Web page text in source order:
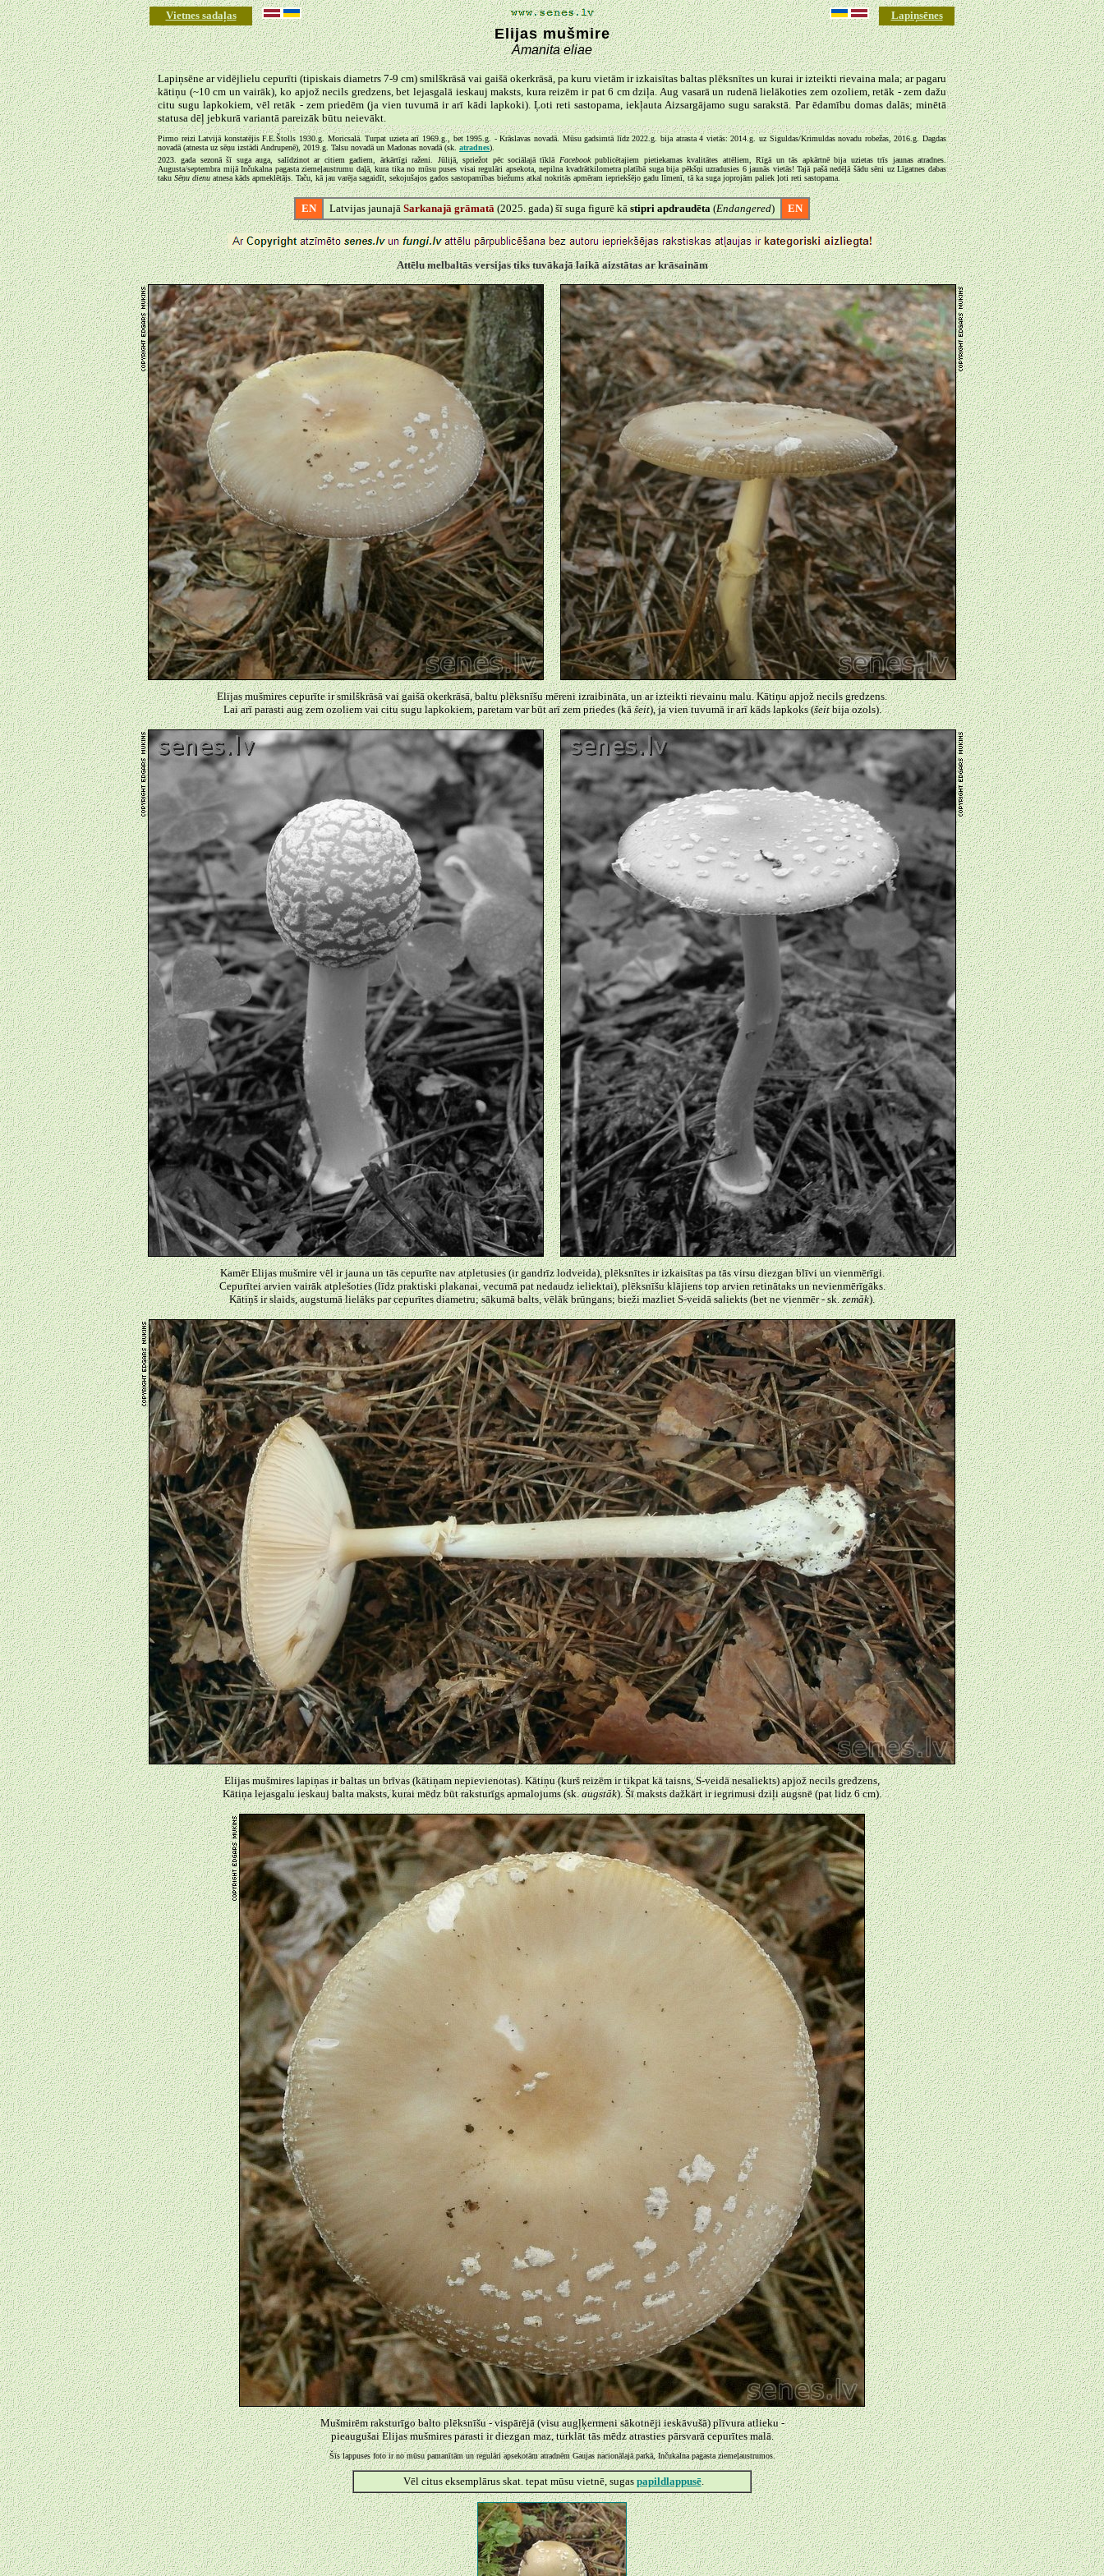
Vietnes sadaļas Lapiņsēnes
Elijas mušmire
Amanita eliae
Lapiņsēne ar vidējlielu cepurīti (tipiskais diametrs 7-9 cm) smilškrāsā vai gaišā okerkrāsā, pa kuru vietām ir izkaisītas baltas plēksnītes un kurai ir izteikti rievaina mala; ar pagaru
kātiņu (~10 cm un vairāk), ko apjož necils gredzens, bet lejasgalā ieskauj maksts, kura reizēm ir pat 6 cm dziļa. Aug vasarā un rudenā lielākoties zem ozoliem, retāk - zem dažu
citu sugu lapkokiem, vēl retāk - zem priedēm (ja vien tuvumā ir arī kādi lapkoki). Ļoti reti sastopama, iekļauta Aizsargājamo sugu sarakstā. Par ēdamību domas dalās; minētā
statusa dēļ jebkurā variantā pareizāk būtu neievākt.
Pirmo reizi Latvijā konstatējis F.E.Štolls 1930.g. Moricsalā. Turpat uzieta arī 1969.g., bet 1995.g. - Krāslavas novadā. Mūsu gadsimtā līdz 2022.g. bija atrasta 4 vietās: 2014.g. uz Siguldas/Krimuldas novadu robežas, 2016.g. Dagdas
novadā (atnesta uz sēņu izstādi Andrupenē), 2019.g. Talsu novadā un Madonas novadā (sk. atradnes).
2023. gada sezonā šī suga auga, salīdzinot ar citiem gadiem, ārkārtīgi raženi. Jūlijā, spriežot pēc sociālajā tīklā Facebookpublicētajiem pietiekamas kvalitātes attēliem, Rīgā un tās apkārtnē bija uzietas trīs jaunas atradnes.
Augusta/septembra mijā Inčukalna pagasta ziemeļaustrumu daļā, kura tika no mūsu puses visai regulāri apsekota, nepilna kvadrātkilometra platībā suga bija pēkšņi uzradusies 6 jaunās vietās! Tajā pašā nedēļā šādu sēni uz Līgatnes dabas
taku Sēņu dienu atnesa kāds apmeklētājs. Taču, kā jau varēja sagaidīt, sekojušajos gados sastopamības biežums atkal nokritās apmēram iepriekšējo gadu līmenī, tā ka suga joprojām paliek ļoti reti sastopama.
EN Latvijas jaunajā Sarkanajā grāmatā (2025. gada) šī suga figurē kā stipri apdraudēta (Endangered) EN
Attēlu melbaltās versijas tiks tuvākajā laikā aizstātas ar krāsainām
Elijas mušmires cepurīte ir smilškrāsā vai gaišā okerkrāsā, baltu plēksnīšu mēreni izraibināta, un ar izteikti rievainu malu. Kātiņu apjož necils gredzens.
Lai arī parasti aug zem ozoliem vai citu sugu lapkokiem, paretam var būt arī zem priedes (kāšeit), ja vien tuvumā ir arī kāds lapkoks (šeitbija ozols).
Kamēr Elijas mušmire vēl ir jauna un tās cepurīte nav atpletusies (ir gandrīz lodveida), plēksnītes ir izkaisītas pa tās virsu diezgan blīvi un vienmērīgi.
Cepurītei arvien vairāk atplešoties (līdz praktiski plakanai, vecumā pat nedaudz ieliektai), plēksnīšu klājiens top arvien retinātaks un nevienmērīgāks.
Kātiņš ir slaids, augstumā lielāks par cepurītes diametru; sākumā balts, vēlāk brūngans; bieži mazliet S-veidā saliekts (bet ne vienmēr - sk.zemāk).
Elijas mušmires lapiņas ir baltas un brīvas (kātiņam nepievienotas). Kātiņu (kurš reizēm ir tikpat kā taisns, S-veidā nesaliekts) apjož necils gredzens,
Kātiņa lejasgalu ieskauj balta maksts, kurai mēdz būt raksturīgs apmalojums (sk.augstāk). Šī maksts dažkārt ir iegrimusi dziļi augsnē (pat lidz 6 cm).
Mušmirēm raksturīgo balto plēksnīšu - vispārējā (visu augļķermeni sākotnēji ieskāvušā) plīvura atlieku -
pieaugušai Elijas mušmires parasti ir diezgan maz, turklāt tās mēdz atrasties pārsvarā cepurītes malā.
Šīs lappuses foto ir no mūsu pamanītām un regulāri apsekotām atradnēm Gaujas nacionālajā parkā, Inčukalna pagasta ziemeļaustrumos.
Vēl citus eksemplārus skat. tepat mūsu vietnē, sugas papildlappusē.